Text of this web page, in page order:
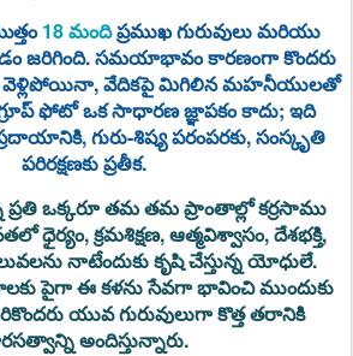
18 మందిప్రముఖ గురువులు మరియు
జరిగింది. సమయాభావం కారణంగా కొందరు
వెళ్లిపోయినా, వేదికపై మిగిలిన మహనీయులతో
ఫోటో ఒక సాధారణ జ్ఞాపకం కాదు; ఇది
గురు-శిష్య పరంపరకు, సంస్కృతి
పరిరక్షణకు ప్రతీక.
ప్రతి ఒక్కరూ తమ తమ ప్రాంతాల్లో కర్రసాము
ధైర్యం, క్రమశిక్షణ, ఆత్మవిశ్వాసం, దేశభక్తి,
నాటేందుకు కృషి చేస్తున్న యోధులే.
పైగా ఈ కళను సేవగా భావించి ముందుకు
యువ గురువులుగా కొత్త తరానికి
అందిస్తున్నారు.